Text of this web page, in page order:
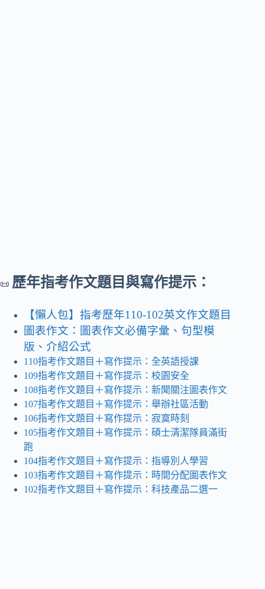
📜 歷年指考作文題目與寫作提示：
【懶人包】指考歷年110-102英文作文題目
圖表作文：圖表作文必備字彙、句型模
版、介紹公式
110指考作文題目＋寫作提示：全英語授課
109指考作文題目＋寫作提示：校園安全
108指考作文題目＋寫作提示：新聞關注圖表作文
107指考作文題目＋寫作提示：舉辦社區活動
106指考作文題目＋寫作提示：寂寞時刻
105指考作文題目＋寫作提示：碩士清潔隊員滿街
跑
104指考作文題目＋寫作提示：指導別人學習
103指考作文題目＋寫作提示：時間分配圖表作文
102指考作文題目＋寫作提示：科技產品二選一